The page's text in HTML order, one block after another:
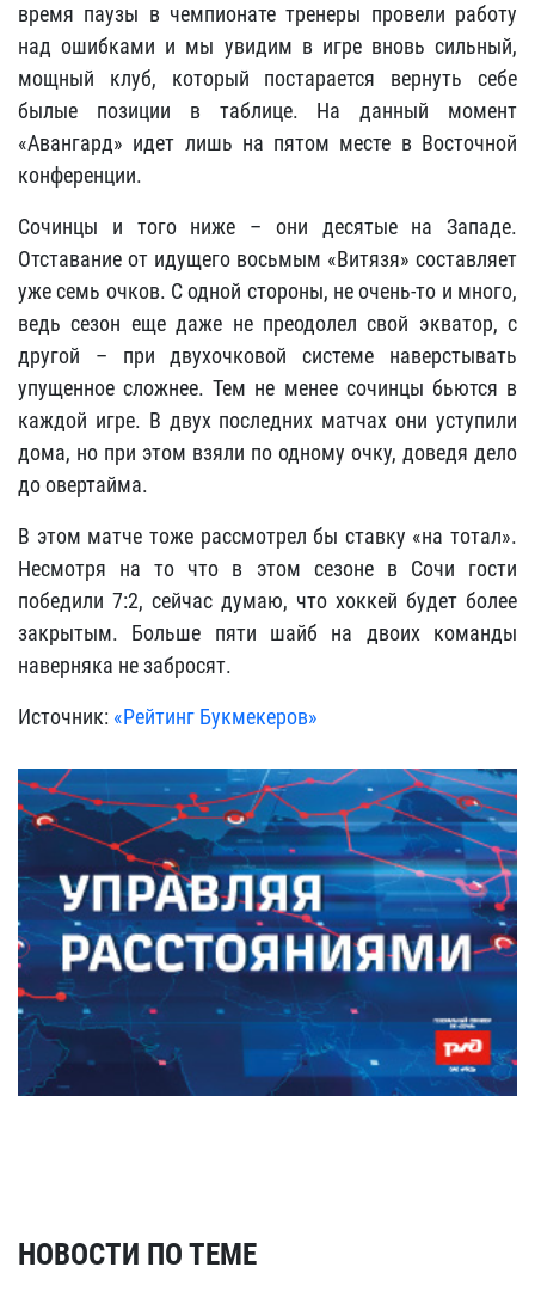
время паузы в чемпионате тренеры провели работу
над ошибками и мы увидим в игре вновь сильный,
мощный клуб, который постарается вернуть себе
былые позиции в таблице. На данный момент
«Авангард» идет лишь на пятом месте в Восточной
конференции.
Сочинцы и того ниже – они десятые на Западе.
Отставание от идущего восьмым «Витязя» составляет
уже семь очков. С одной стороны, не очень-то и много,
ведь сезон еще даже не преодолел свой экватор, с
другой – при двухочковой системе наверстывать
упущенное сложнее. Тем не менее сочинцы бьются в
каждой игре. В двух последних матчах они уступили
дома, но при этом взяли по одному очку, доведя дело
до овертайма.
В этом матче тоже рассмотрел бы ставку «на тотал».
Несмотря на то что в этом сезоне в Сочи гости
победили 7:2, сейчас думаю, что хоккей будет более
закрытым. Больше пяти шайб на двоих команды
наверняка не забросят.
Источник: «Рейтинг Букмекеров»
НОВОСТИ ПО ТЕМЕ